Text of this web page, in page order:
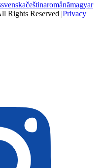
svenskačeštinaromânămagyar
Rights Reserved |Privacy